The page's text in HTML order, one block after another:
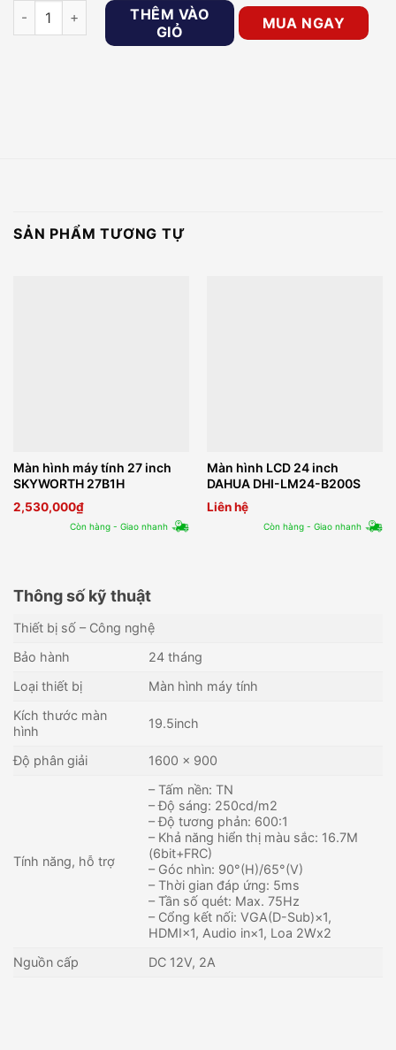
Màn hình LCD 19.5inch DAHUA DHI-LM20-B200S số lượng
THÊM VÀO
GIỎ
MUA NGAY
SẢN PHẨM TƯƠNG TỰ
Màn hình máy tính 27 inch
SKYWORTH 27B1H
2,530,000₫
Còn hàng - Giao nhanh
Màn hình LCD 24 inch
DAHUA DHI-LM24-B200S
Liên hệ
Còn hàng - Giao nhanh
Thông số kỹ thuật
Thiết bị số – Công nghệ
Bảo hành
24 tháng
Loại thiết bị
Màn hình máy tính
Kích thước màn
hình
19.5inch
Độ phân giải 1600 x 900
Tính năng, hỗ trợ
– Tấm nền: TN
– Độ sáng: 250cd/m2
– Độ tương phản: 600:1
– Khả năng hiển thị màu sắc: 16.7M
(6bit+FRC)
– Góc nhìn: 90°(H)/65°(V)
– Thời gian đáp ứng: 5ms
– Tần số quét: Max. 75Hz
– Cổng kết nối: VGA(D-Sub)×1,
HDMI×1, Audio in×1, Loa 2Wx2
Nguồn cấp
DC 12V, 2A